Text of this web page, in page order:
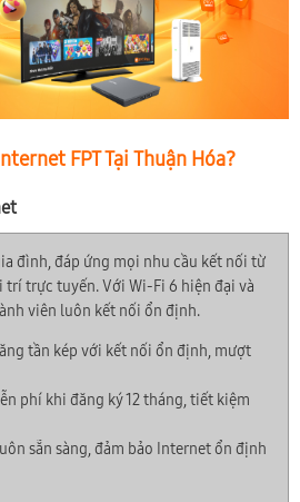
FPT Tại Thuận Hóa?
đình, đáp ứng mọi nhu cầu kết nối từ
trí trực tuyến. Với Wi-Fi 6 hiện đại và
viên luôn kết nối ổn định.
tần kép với kết nối ổn định, mượt
phí khi đăng ký 12 tháng, tiết kiệm
sẵn sàng, đảm bảo Internet ổn định